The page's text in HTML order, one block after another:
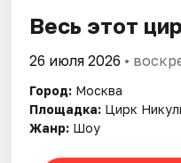
Весь этот
26 июля 2026 •
Город: Москва
Площадка: Цирк
Жанр: Шоу